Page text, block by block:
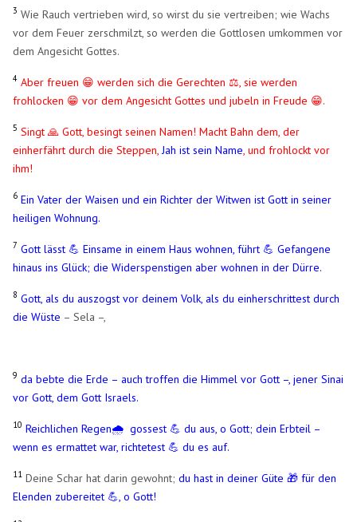
3 Wie Rauch vertrieben wird, so wirst du sie vertreiben; wie Wachs
vor dem Feuer zerschmilzt, so werden die Gottlosen umkommen vor
dem Angesicht Gottes.
4 Aber freuen 😁 werden sich die Gerechten ⚖️, sie werden
frohlocken 😁 vor dem Angesicht Gottes und jubeln in Freude 😁.
5 Singt 🙏 Gott, besingt seinen Namen! Macht Bahn dem, der
einherfährt durch die Steppen, Jah ist sein Name , und frohlockt vor
ihm!
6 Ein Vater der Waisen und ein Richter der Witwen ist Gott in seiner
heiligen Wohnung.
7 Gott lässt 💪 Einsame in einem Haus wohnen, führt 💪 Gefangene
hinaus ins Glück; die Widerspenstigen aber wohnen in der Dürre.
8 Gott, als du auszogst vor deinem Volk, als du einherschrittest durch
die Wüste – Sela –,
9 da bebte die Erde – auch troffen die Himmel vor Gott –, jener Sinai
vor Gott, dem Gott Israels.
10 Reichlichen Regen🌧️ gossest 💪 du aus, o Gott; dein Erbteil –
wenn es ermattet war, richtetest 💪 du es auf.
11 Deine Schar hat darin gewohnt;du hast in deiner Güte 🎁 für den
Elenden zubereitet💪 , o Gott!